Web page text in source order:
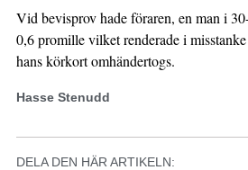
Vid bevisprov hade föraren, en man i
0,6 promille vilket renderade i
hans körkort omhändertogs.
Hasse Stenudd
DELA DEN HÄR ARTIKELN: